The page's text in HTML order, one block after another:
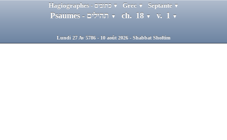
Hagiographes - כתובים ▼ Grec ▼ Septante ▼
▼ ch. 18 ▼ v. 1 ▼
Lundi 27 Av 5786 - 10 août 2026 - Shabbat Shoftim